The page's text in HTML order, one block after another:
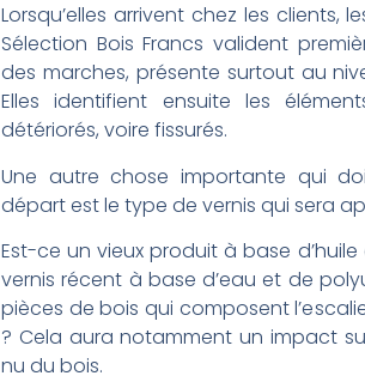
Lorsqu’elles arrivent chez les clients,
Sélection Bois Francs valident
des marches, présente surtout au
Elles identifient ensuite les
détériorés, voire fissurés.
Une autre chose importante qui
départ est le type de vernis qui sera
Est-ce un vieux produit à base
vernis récent à base d’eau et de
pièces de bois qui composent
? Cela aura notamment un impact
nu du bois.